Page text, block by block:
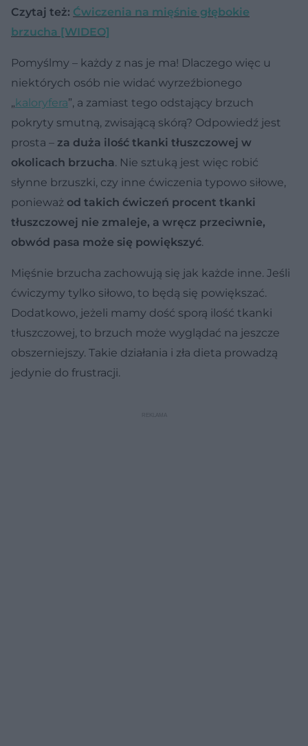
Czytaj też: Ćwiczenia na mięśnie głębokie
brzucha [WIDEO]
Pomyślmy – każdy z nas je ma! Dlaczego więc u
niektórych osób nie widać wyrzeźbionego
„kaloryfera”, a zamiast tego odstający brzuch
pokryty smutną, zwisającą skórą? Odpowiedź jest
prosta – za duża ilość tkanki tłuszczowej w
okolicach brzucha. Nie sztuką jest więc robić
słynne brzuszki, czy inne ćwiczenia typowo siłowe,
ponieważ od takich ćwiczeń procent tkanki
tłuszczowej nie zmaleje, a wręcz przeciwnie,
obwód pasa może się powiększyć.
Mięśnie brzucha zachowują się jak każde inne. Jeśli
ćwiczymy tylko siłowo, to będą się powiększać.
Dodatkowo, jeżeli mamy dość sporą ilość tkanki
tłuszczowej, to brzuch może wyglądać na jeszcze
obszerniejszy. Takie działania i zła dieta prowadzą
jedynie do frustracji.